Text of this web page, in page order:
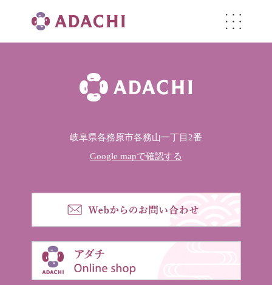
岐阜県各務原市各務山一丁目2番
Google mapで確認する